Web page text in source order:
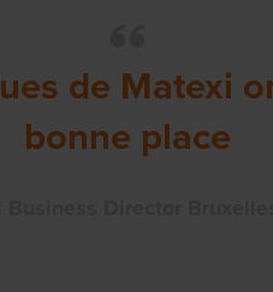
de Matexi
bonne place